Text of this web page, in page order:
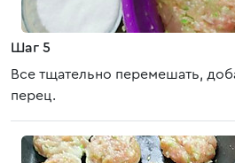
Шаг 5
Все тщательно перемешать,
перец.